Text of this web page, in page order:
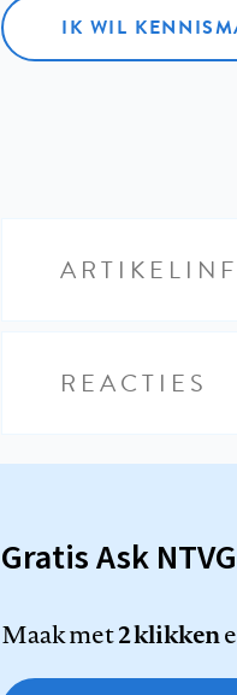
IK WIL
REACTIES
Gratis Ask
Maak met2 klikken